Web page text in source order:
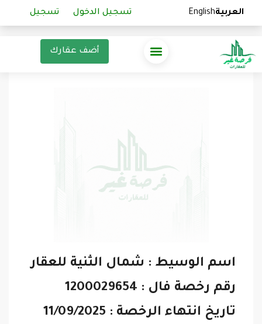
العربيةEnglish تسجيل الدخول تسجيل العربيةEnglish تسجيل الدخول تسجيل
أضف عقارك
اسم الوسيط : شمال الثنية للعقار
رقم رخصة فال : 1200029654
تاريخ انتهاء الرخصة : 11/09/2025